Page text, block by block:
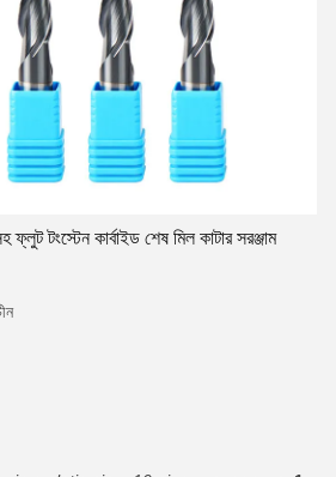
টংস্টেন কার্বাইড শেষ মিল কাটার সরঞ্জাম